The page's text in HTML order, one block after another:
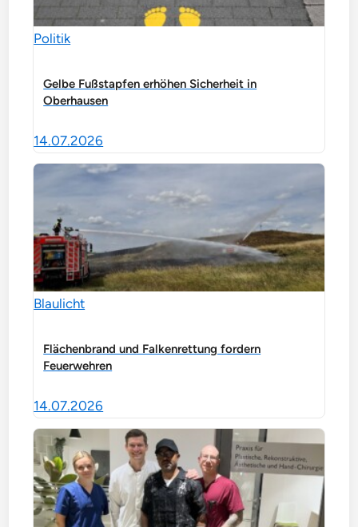
Politik
Gelbe Fußstapfen erhöhen Sicherheit in
Oberhausen
14.07.2026
Blaulicht
Flächenbrand und Falkenrettung fordern
Feuerwehren
14.07.2026